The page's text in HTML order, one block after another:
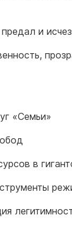
и исчез
«Семьи»
в